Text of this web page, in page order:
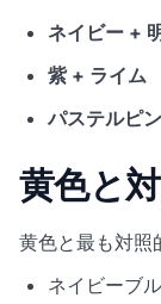
ネイビー +
紫 + ライム
パステルピ
黄色と
黄色と最も対照
ネイビーブ